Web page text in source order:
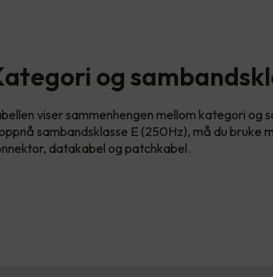
og
viser sammenhengen mellom kategori og
sambandsklasse E (250Hz), må du bruke
datakabel og patchkabel.